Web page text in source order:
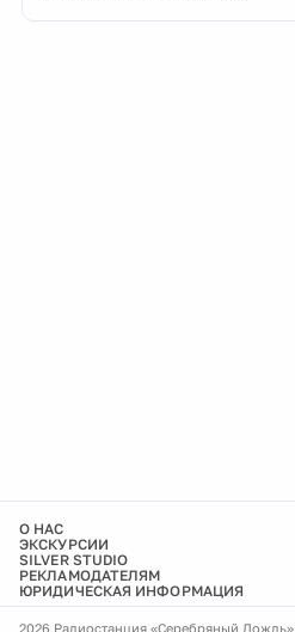
О НАС
ЭКСКУРСИИ
SILVER STUDIO
РЕКЛАМОДАТЕЛЯМ
ЮРИДИЧЕСКАЯ ИНФОРМАЦИЯ
2026 Радиостанция «Серебряный Дождь»